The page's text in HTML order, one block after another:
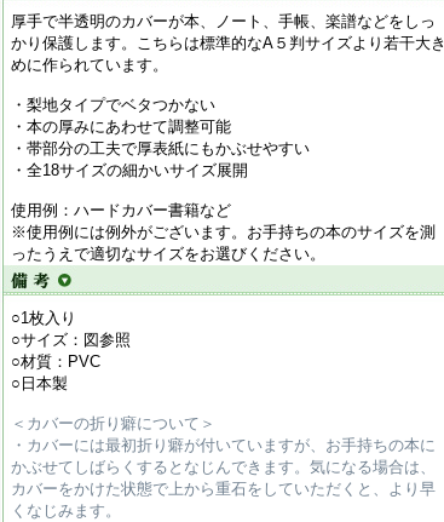
厚手で半透明のカバーが本、ノート、手帳、楽譜などをしっ
かり保護します。こちらは標準的なA５判サイズより若干大き
めに作られています。
・梨地タイプでベタつかない
・本の厚みにあわせて調整可能
・帯部分の工夫で厚表紙にもかぶせやすい
・全18サイズの細かいサイズ展開
使用例：ハードカバー書籍など
※使用例には例外がございます。お手持ちの本のサイズを測
ったうえで適切なサイズをお選びください。
○1枚入り
○サイズ：図参照
○材質：PVC
○日本製
＜カバーの折り癖について＞
・カバーには最初折り癖が付いていますが、お手持ちの本に
かぶせてしばらくするとなじんできます。気になる場合は、
カバーをかけた状態で上から重石をしていただくと、より早
くなじみます。